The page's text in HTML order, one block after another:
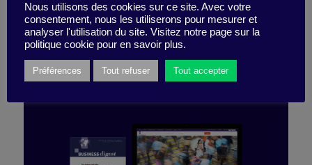
ABONNEZ-VOUS
À LA PUBLICATION
Nous utilisons des cookies sur ce site. Avec votre
consentement, nous les utiliserons pour mesurer et
analyser l'utilisation du site. Visitez notre page sur la
politique cookie pour en savoir plus.
Préférences Tout refuser Tout accepter